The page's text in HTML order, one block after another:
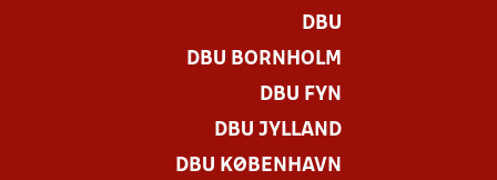
DBU
DBU BORNHOLM
DBU FYN
DBU JYLLAND
DBU KØBENHAVN